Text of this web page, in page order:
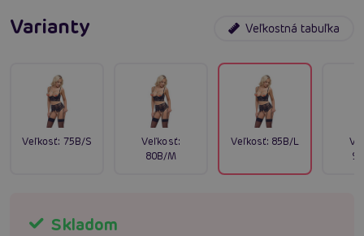
Varianty Veľkostná tabuľka
Veľkosť: 75B/S
Veľkosť:
80B/M
Veľkosť: 85B/L
Skladom